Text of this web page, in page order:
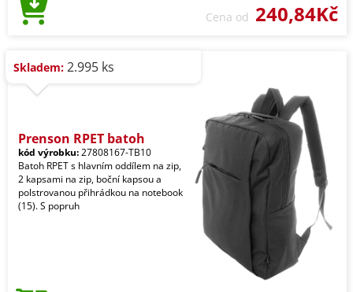
Cena od 240,84Kč
Skladem: 2.995 ks
Prenson RPET batoh
kód výrobku:27808167-TB10
Batoh RPET s hlavním oddílem na zip,
2 kapsami na zip, boční kapsou a
polstrovanou přihrádkou na notebook
(15). S popruh